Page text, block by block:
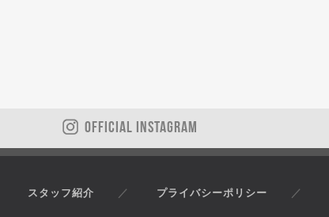
OFFICIAL INSTAGRAM
スタッフ紹介 プライバシーポリシー